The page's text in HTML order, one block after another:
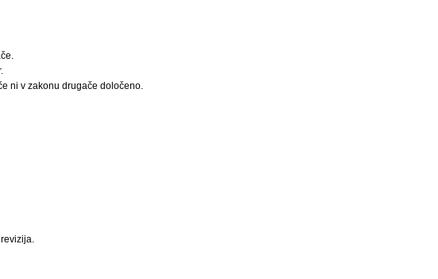
ni v zakonu drugače določeno.